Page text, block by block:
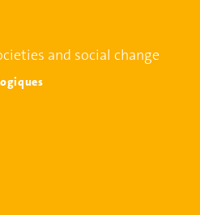
and social change